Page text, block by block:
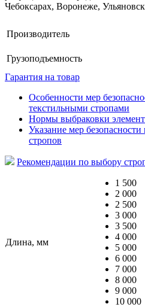
Чебоксарах, Воронеже,
Производитель
Грузоподъемность
Гарантия на товар
Особенности мер
текстильными стропами
Нормы выбраковки
Указание мер
стропов
Рекомендации по выбору
Длина, мм
1 500
2 000
2 500
3 000
3 500
4 000
5 000
6 000
7 000
8 000
9 000
10 000